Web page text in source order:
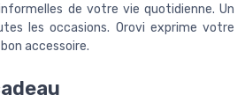
de votre vie quotidienne. Un
les occasions. Orovi exprime votre
accessoire.